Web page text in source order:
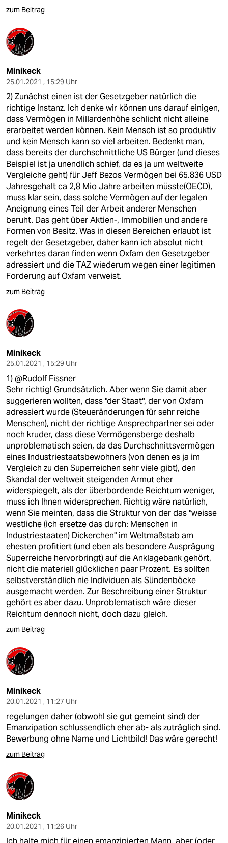
zum Beitrag
Minikeck
25.01.2021 , 15:29 Uhr
2) Zunächst einen ist der Gesetzgeber natürlich die
richtige Instanz. Ich denke wir können uns darauf einigen,
dass Vermögen in Millardenhöhe schlicht nicht alleine
erarbeitet werden können. Kein Mensch ist so produktiv
und kein Mensch kann so viel arbeiten. Bedenkt man,
dass bereits der durchschnittliche US Bürger (und dieses
Beispiel ist ja unendlich schief, da es ja um weltweite
Vergleiche geht) für Jeff Bezos Vermögen bei 65.836 USD
Jahresgehalt ca 2,8 Mio Jahre arbeiten müsste(OECD),
muss klar sein, dass solche Vermögen auf der legalen
Aneignung eines Teil der Arbeit anderer Menschen
beruht. Das geht über Aktien-, Immobilien und andere
Formen von Besitz. Was in diesen Bereichen erlaubt ist
regelt der Gesetzgeber, daher kann ich absolut nicht
verkehrtes daran finden wenn Oxfam den Gesetzgeber
adressiert und die TAZ wiederum wegen einer legitimen
Forderung auf Oxfam verweist.
zum Beitrag
Minikeck
25.01.2021 , 15:29 Uhr
1) @Rudolf Fissner
Sehr richtig! Grundsätzlich. Aber wenn Sie damit aber
suggerieren wollten, dass "der Staat", der von Oxfam
adressiert wurde (Steueränderungen für sehr reiche
Menschen), nicht der richtige Ansprechpartner sei oder
noch kruder, dass diese Vermögensberge deshalb
unproblematisch seien, da das Durchschnittsvermögen
eines Industriestaatsbewohners (von denen es ja im
Vergleich zu den Superreichen sehr viele gibt), den
Skandal der weltweit steigenden Armut eher
widerspiegelt, als der überbordende Reichtum weniger,
muss ich Ihnen widersprechen. Richtig wäre natürlich,
wenn Sie meinten, dass die Struktur von der das "weisse
westliche (ich ersetze das durch: Menschen in
Industriestaaten) Dickerchen" im Weltmaßstab am
ehesten profitiert (und eben als besondere Ausprägung
Superreiche hervorbringt) auf die Anklagebank gehört,
nicht die materiell glücklichen paar Prozent. Es sollten
selbstverständlich nie Individuen als Sündenböcke
ausgemacht werden. Zur Beschreibung einer Struktur
gehört es aber dazu. Unproblematisch wäre dieser
Reichtum dennoch nicht, doch dazu gleich.
zum Beitrag
Minikeck
20.01.2021 , 11:27 Uhr
regelungen daher (obwohl sie gut gemeint sind) der
Emanzipation schlussendlich eher ab- als zuträglich sind.
Bewerbung ohne Name und Lichtbild! Das wäre gerecht!
zum Beitrag
Minikeck
20.01.2021 , 11:26 Uhr